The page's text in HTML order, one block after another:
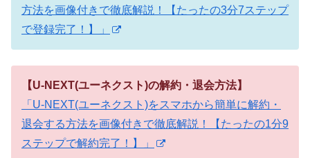
方法を画像付きで徹底解説！【たったの3分7ステップ
で登録完了！】」
【U-NEXT(ユーネクスト)の解約・退会方法】
「U-NEXT(ユーネクスト)をスマホから簡単に解約・
退会する方法を画像付きで徹底解説！【たったの1分9
ステップで解約完了！】」